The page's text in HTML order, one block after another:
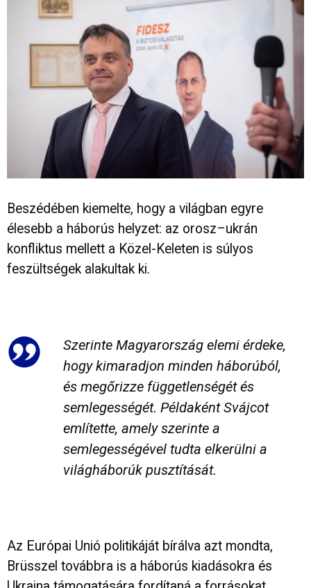
Beszédében kiemelte, hogy a világban egyre
élesebb a háborús helyzet: az orosz–ukrán
konfliktus mellett a Közel-Keleten is súlyos
feszültségek alakultak ki.
Szerinte Magyarország elemi érdeke,
hogy kimaradjon minden háborúból,
és megőrizze függetlenségét és
semlegességét. Példaként Svájcot
említette, amely szerinte a
semlegességével tudta elkerülni a
világháborúk pusztítását.
Az Európai Unió politikáját bírálva azt mondta,
Brüsszel továbbra is a háborús kiadásokra és